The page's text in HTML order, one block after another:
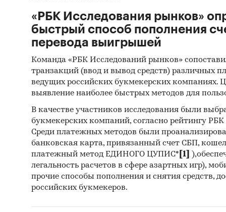
Отчет
«РБК Исследования рынков»
быстрый способ пополнения
перевода выигрышей
Команда «РБК Исследований рынков»
транзакций (ввод и вывод средств) различных
ведущих российских букмекерских компаниях.
выявление наиболее быстрых методов для
В качестве участников исследования были
букмекерских компаний, согласно рейтингу
Среди платежных методов были
банковская карта, привязанный счет СБП,
платежный метод ЕДИНОГО ЦУПИС* [1]
легальность расчетов в сфере азартных игр),
прочие способы пополнения и снятия средств,
российских букмекеров.